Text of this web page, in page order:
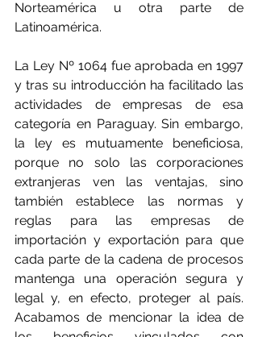
Norteamérica u otra parte de
Latinoamérica.
La Ley Nº 1064 fue aprobada en 1997
y tras su introducción ha facilitado las
actividades de empresas de esa
categoría en Paraguay. Sin embargo,
la ley es mutuamente beneficiosa,
porque no solo las corporaciones
extranjeras ven las ventajas, sino
también establece las normas y
reglas para las empresas de
importación y exportación para que
cada parte de la cadena de procesos
mantenga una operación segura y
legal y, en efecto, proteger al país.
Acabamos de mencionar la idea de